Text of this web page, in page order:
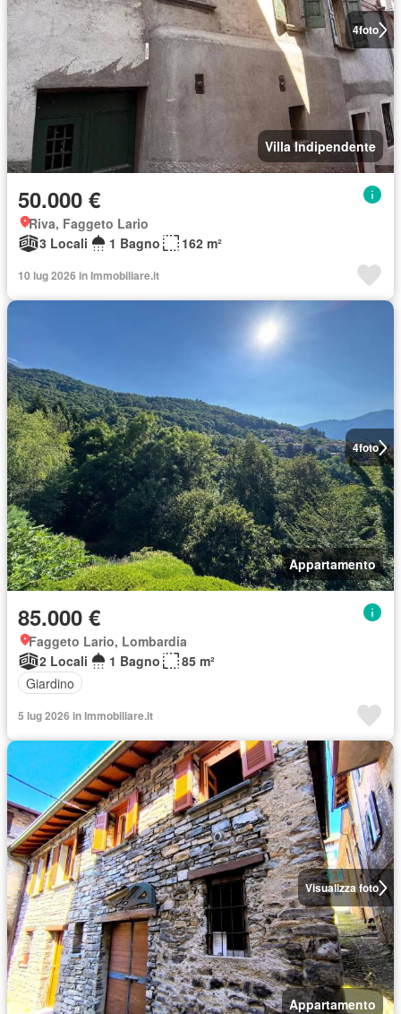
4foto
Villa Indipendente
50.000 €
Riva, Faggeto Lario
3 Locali
1 Bagno 162 m²
10 lug 2026 in Immobiliare.it
4foto
Appartamento
85.000 €
Faggeto Lario, Lombardia
2 Locali
1 Bagno
85 m²
Giardino
5 lug 2026 in Immobiliare.it
Visualizza foto
Appartamento